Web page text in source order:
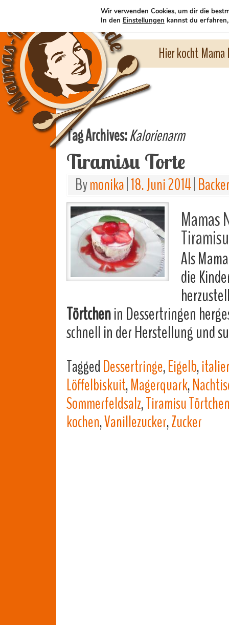
Hier kocht
Tag Archives:Kalorienarm
Tiramisu Torte
Bymonika 18. Juni 2014
Mamas
Als
die
Törtchenin Dessertringen
schnell in der Herstellung und
TaggedDessertringe,Eigelb,
Löffelbiskuit,Magerquark,
Sommerfeldsalz,Tiramisu
kochen,Vanillezucker,Zucker
Wir verwenden Cookies, um dir die
In den Einstellungen kannst du